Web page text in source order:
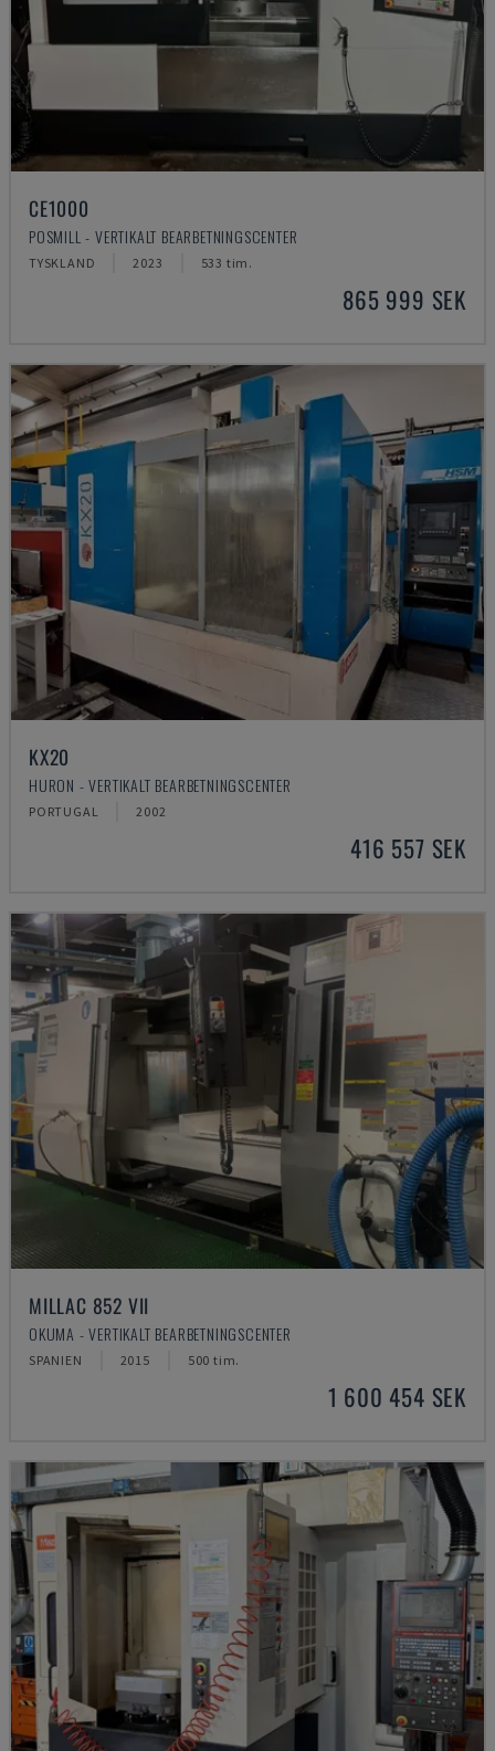
CE1000
POSMILL - VERTIKALT BEARBETNINGSCENTER
TYSKLAND 2023 533 tim.
865 999 SEK
KX20
HURON - VERTIKALT BEARBETNINGSCENTER
PORTUGAL 2002
416 557 SEK
MILLAC 852 VII
OKUMA - VERTIKALT BEARBETNINGSCENTER
SPANIEN 2015 500 tim.
1 600 454 SEK